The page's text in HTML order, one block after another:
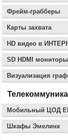
Фрейм-грабберы
Карты захвата
HD видео в
SD HDMI
Визуализация
Мобильный ЦОД
Шкафы Эмелинк